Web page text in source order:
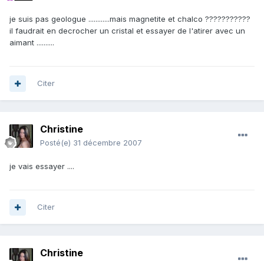
je suis pas geologue ............mais magnetite et chalco ???????????
il faudrait en decrocher un cristal et essayer de l'atirer avec un
aimant ..........
Citer
Christine
Posté(e) 31 décembre 2007
je vais essayer ....
Citer
Christine